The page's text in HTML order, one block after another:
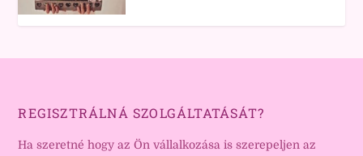
REGISZTRÁLNÁ SZOLGÁLTATÁSÁT?
Ha szeretné hogy az Ön vállalkozása is szerepeljen az